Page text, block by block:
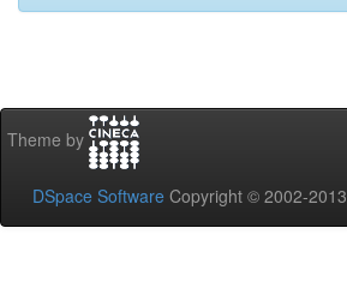
Theme by
DSpace Software Copyright © 2002-2013